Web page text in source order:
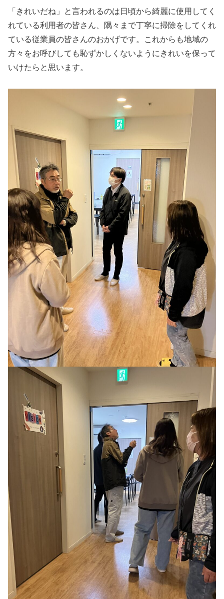
「きれいだね」と言われるのは日頃から綺麗に使用してく
れている利用者の皆さん、隅々まで丁寧に掃除をしてくれ
ている従業員の皆さんのおかげです。これからも地域の
方々をお呼びしても恥ずかしくないようにきれいを保って
いけたらと思います。